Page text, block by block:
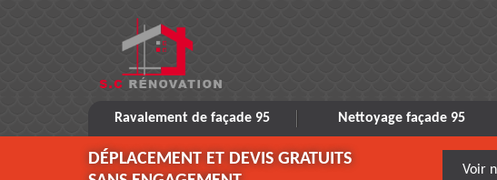
Ravalement de façade 95 Nettoyage façade 95
DÉPLACEMENT ET DEVIS GRATUITS
Voir